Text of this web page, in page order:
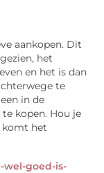
aankopen. Dit
het
en het is dan
te
in de
kopen. Hou je
komt het
wel-goed-is-